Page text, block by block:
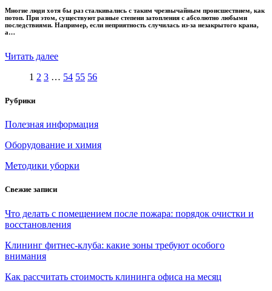
Многие люди хотя бы раз сталкивались с таким чрезвычайным происшествием, как
потоп. При этом, существуют разные степени затопления с абсолютно любыми
последствиями. Например, если неприятность случилась из-за незакрытого крана,
а…
Читать далее
1 2 3 … 54 55 56
Рубрики
Полезная информация
Оборудование и химия
Методики уборки
Свежие записи
Что делать с помещением после пожара: порядок очистки и
восстановления
Клининг фитнес-клуба: какие зоны требуют особого
внимания
Как рассчитать стоимость клининга офиса на месяц